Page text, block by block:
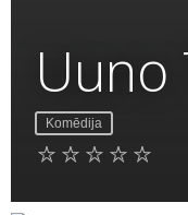
Uuno
Komēdija